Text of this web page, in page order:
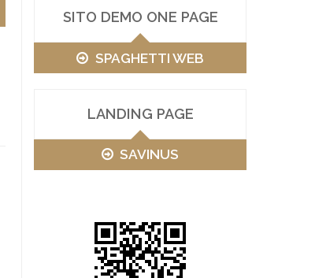
SITO DEMO ONE PAGE
SPAGHETTI WEB
LANDING PAGE
SAVINUS